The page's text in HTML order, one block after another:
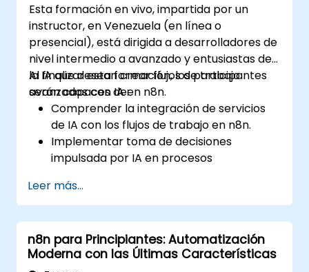
Esta formación en vivo, impartida por un
instructor, en Venezuela (en línea o
presencial), está dirigida a desarrolladores de
nivel intermedio a avanzado y entusiastas de
la IA que desean crear flujos de trabajo
avanzados con IA en n8n.
Al finalizar esta formación, los participantes
serán capaces de:
Comprender la integración de servicios
de IA con los flujos de trabajo en n8n.
Implementar toma de decisiones
impulsada por IA en procesos
Crear nodos de IA personalizados y
utilizar nodos predefinidos de IA en n8n.
Analizar y optimizar el rendimiento de los
flujos de trabajo con IA.
Leer más...
n8n para Principiantes: Automatización
Moderna con las Últimas Características